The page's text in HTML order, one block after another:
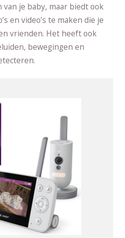
je baby, maar biedt ook
en video’s te maken die je
vrienden. Het heeft ook
bewegingen en